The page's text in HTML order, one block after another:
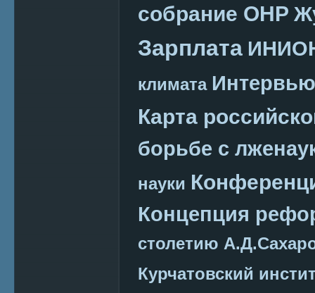
собрание ОНР
Зарплата
климата Интервью
Карта
борьбе с
науки
Концепция
столетию
Курчатовский